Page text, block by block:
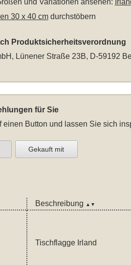
und Variationen ansehen:
30 x 40 cmdurchstöbern
Produktsicherheitsverordnung
Lünener Straße 23B, D-59192
für Sie
einen Button und lassen Sie sich
Gekauft mit
Beschreibung ▲▼
Tischflagge Irland